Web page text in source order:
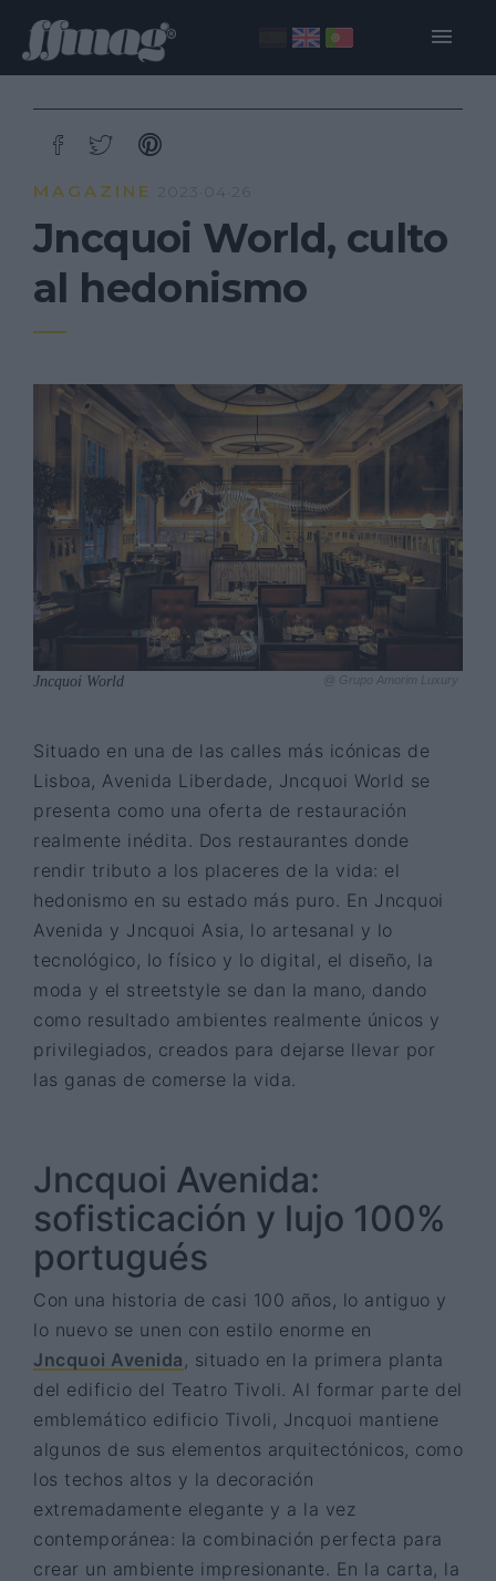
MAGAZINE 2023·04·26
Jncquoi World, culto
al hedonismo
Jncquoi World @ Grupo Amorim Luxury
Situado en una de las calles más icónicas de
Lisboa, Avenida Liberdade, Jncquoi World se
presenta como una oferta de restauración
realmente inédita. Dos restaurantes donde
rendir tributo a los placeres de la vida: el
hedonismo en su estado más puro. En Jncquoi
Avenida y Jncquoi Asia, lo artesanal y lo
tecnológico, lo físico y lo digital, el diseño, la
moda y el streetstyle se dan la mano, dando
como resultado ambientes realmente únicos y
privilegiados, creados para dejarse llevar por
las ganas de comerse la vida.
Jncquoi Avenida:
sofisticación y lujo 100%
portugués
Con una historia de casi 100 años, lo antiguo y
lo nuevo se unen con estilo enorme en
Jncquoi Avenida , situado en la primera planta
del edificio del Teatro Tivoli. Al formar parte del
emblemático edificio Tivoli, Jncquoi mantiene
algunos de sus elementos arquitectónicos, como
los techos altos y la decoración
extremadamente elegante y a la vez
contemporánea: la combinación perfecta para
crear un ambiente impresionante. En la carta, la